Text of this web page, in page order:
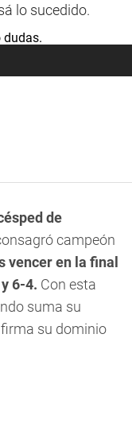
lo sucedido.
de
campeón
vencer en la final
6-4. Con esta
suma su
su dominio